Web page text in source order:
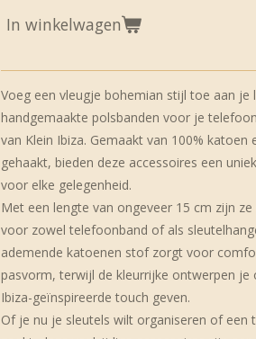
In winkelwagen
Voeg een vleugje bohemian stijl toe aan je
handgemaakte polsbanden voor je
van Klein Ibiza. Gemaakt van 100% katoen
gehaakt, bieden deze accessoires een
voor elke gelegenheid.
Met een lengte van ongeveer 15 cm zijn
voor zowel telefoonband of als
ademende katoenen stof zorgt voor
pasvorm, terwijl de kleurrijke ontwerpen je
Ibiza-geïnspireerde touch geven.
Of je nu je sleutels wilt organiseren of een